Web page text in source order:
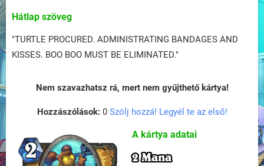
Hátlap szöveg
"TURTLE PROCURED. ADMINISTRATING BANDAGES AND
KISSES. BOO BOO MUST BE ELIMINATED."
Nem szavazhatsz rá, mert nem gyűjthető kártya!
Hozzászólások:0 Szólj hozzá! Legyél te az első!
A kártya adatai
2 Mana